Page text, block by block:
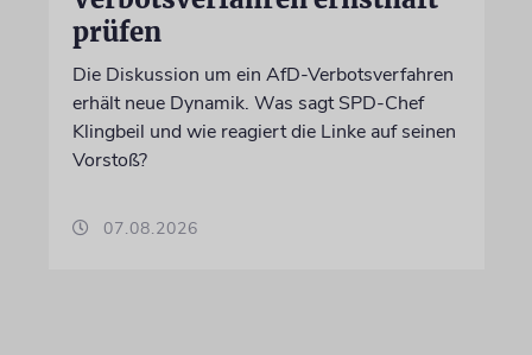
prüfen
Die Diskussion um ein AfD-Verbotsverfahren
erhält neue Dynamik. Was sagt SPD-Chef
Klingbeil und wie reagiert die Linke auf seinen
Vorstoß?
07.08.2026